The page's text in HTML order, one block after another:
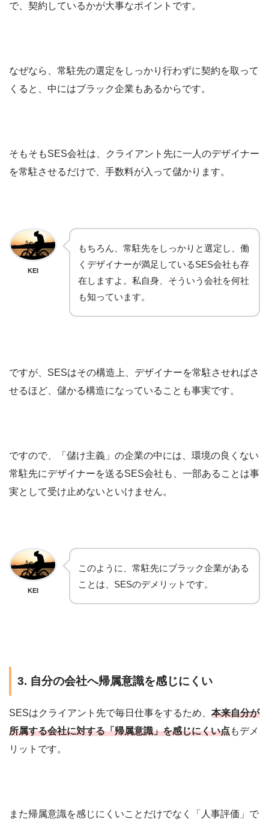
で、契約しているかが大事なポイントです。
なぜなら、常駐先の選定をしっかり行わずに契約を取って
くると、中にはブラック企業もあるからです。
そもそもSES会社は、クライアント先に一人のデザイナー
を常駐させるだけで、手数料が入って儲かります。
KEI
もちろん、常駐先をしっかりと選定し、働
くデザイナーが満足しているSES会社も存
在しますよ。私自身、そういう会社を何社
も知っています。
ですが、SESはその構造上、デザイナーを常駐させればさ
せるほど、儲かる構造になっていることも事実です。
ですので、「儲け主義」の企業の中には、環境の良くない
常駐先にデザイナーを送るSES会社も、一部あることは事
実として受け止めないといけません。
KEI
このように、常駐先にブラック企業がある
ことは、SESのデメリットです。
3. 自分の会社へ帰属意識を感じにくい
SESはクライアント先で毎日仕事をするため、 本来自分が
所属する会社に対する「帰属意識」を感じにくい点もデメ
リットです。
また帰属意識を感じにくいことだけでなく「人事評価」で